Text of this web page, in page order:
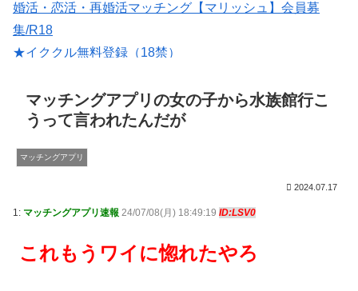
婚活・恋活・再婚活マッチング【マリッシュ】会員募
集/R18
★イククル無料登録（18禁）
出会いマッチングサイトPCMAX(18禁)
マッチングアプリの女の子から水族館行こ
うって言われたんだが
マッチングアプリ
2024.07.17
1: マッチングアプリ速報 24/07/08(月) 18:49:19 ID:LSV0
これもうワイに惚れたやろ